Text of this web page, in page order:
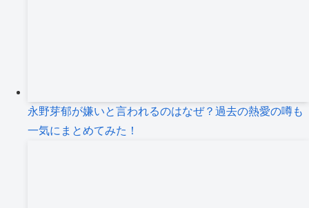
永野芽郁が嫌いと言われるのはなぜ？過去の熱愛の噂も
一気にまとめてみた！